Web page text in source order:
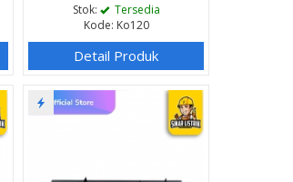
Stok:
Tersedia
Kode: Ko120
Detail Produk